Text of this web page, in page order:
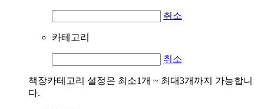
취소
카테고리
취소
책장카테고리 설정은 최소1개 ~ 최대3개까지 가능합니
다.